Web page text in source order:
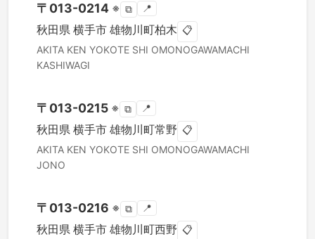
〒 013-0214 ※ ⧉ 📍
秋田県 横手市 雄物川町柏木 📋
AKITA KEN YOKOTE SHI OMONOGAWAMACHI
KASHIWAGI
〒 013-0215 ※ ⧉ 📍
秋田県 横手市 雄物川町常野 📋
AKITA KEN YOKOTE SHI OMONOGAWAMACHI
JONO
〒 013-0216 ※ ⧉ 📍
秋田県 横手市 雄物川町西野 📋